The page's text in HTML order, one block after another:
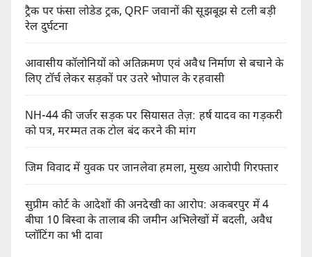
ट्रैक पर फंसा लोडेड ट्रक, QRF जवानों की सूझबूझ से टली बड़ी
रेल दुर्घटना
आवासीय कॉलोनियों को अतिक्रमण एवं अवैध निर्माण से बचाने के
लिए टॉर्च लेकर सड़कों पर उतरे भोपाल के रहवासी
NH-44 की जर्जर सड़क पर सियासत तेज़: हर्ष यादव का गड़करी
को पत्र, मरम्मत तक टोल बंद करने की मांग
जिम विवाद में युवक पर जानलेवा हमला, मुख्य आरोपी गिरफ्तार
सुप्रीम कोर्ट के आदेशों की अनदेखी का आरोप: अकबरपुर में 4
बीघा 10 बिस्वा के तालाब की जमीन अभिलेखों में बदली, अवैध
प्लॉटिंग का भी दावा